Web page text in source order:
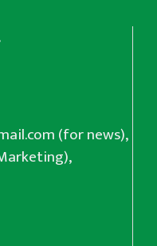
(for news),